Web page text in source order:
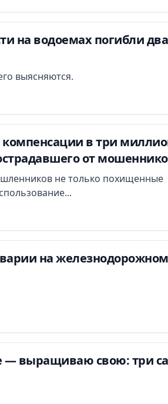
на водоемах погибли два
выясняются.
в три
от
не только похищенные
на железнодорожном
— выращиваю свою: три